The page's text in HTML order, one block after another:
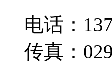
电话：
传真：